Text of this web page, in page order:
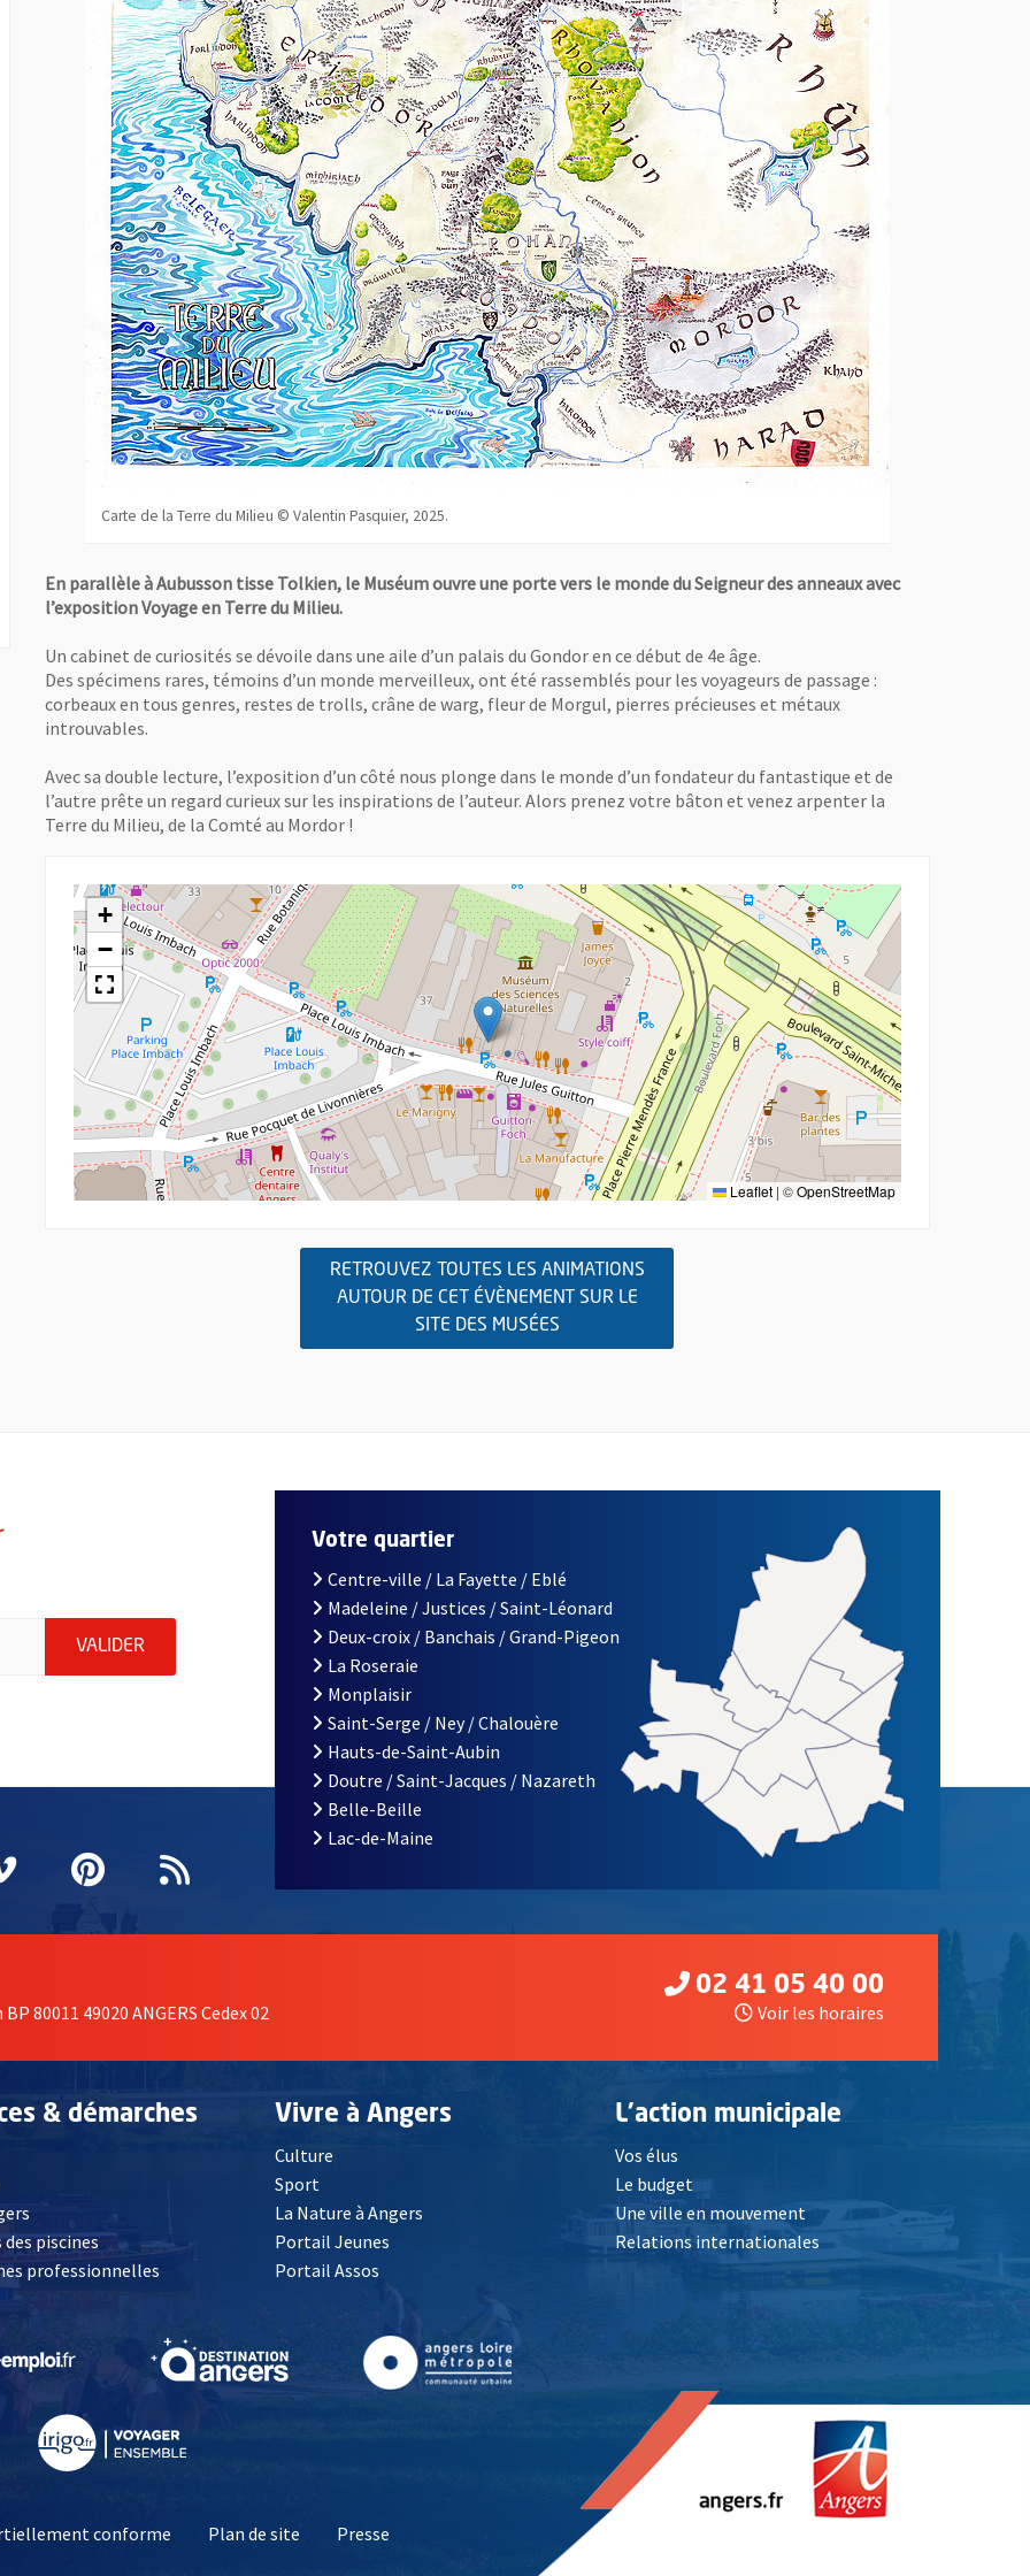
Carte de la Terre du Milieu © Valentin Pasquier, 2025.
En parallèle à Aubusson tisse Tolkien, le Muséum ouvre une porte vers le monde du Seigneur des anneaux avec
l’exposition Voyage en Terre du Milieu.
Un cabinet de curiosités se dévoile dans une aile d’un palais du Gondor en ce début de 4e âge.
Des spécimens rares, témoins d’un monde merveilleux, ont été rassemblés pour les voyageurs de passage :
corbeaux en tous genres, restes de trolls, crâne de warg, fleur de Morgul, pierres précieuses et métaux
introuvables.
Avec sa double lecture, l’exposition d’un côté nous plonge dans le monde d’un fondateur du fantastique et de
l’autre prête un regard curieux sur les inspirations de l’auteur. Alors prenez votre bâton et venez arpenter la
Terre du Milieu, de la Comté au Mordor !
+
−
Leaflet | ©OpenStreetMap
RETROUVEZ TOUTES LES ANIMATIONS
AUTOUR DE CET ÉVÈNEMENT SUR LE
SITE DES MUSÉES, OUVRE UNE NOUVELLE FENÊTRE
indiquez votre email (champ obligatoire)
VALIDER ENVOYER MA DEMANDE D'INSCRIPTION À LA LETTRE D'INFORMATION DE LA VILLE D'ANGERS
fenêtrefenêtre
une nouvelle fenêtre
Vimeo
, Ouvre une nouvelle fenêtre
Pinterest
, Ouvre une nouvelle fenêtre
Flux RSS
Votre quartier
Centre-ville / La Fayette / Eblé
Madeleine / Justices / Saint-Léonard
Deux-croix / Banchais / Grand-Pigeon
La Roseraie
Monplaisir
Saint-Serge / Ney / Chalouère
Hauts-de-Saint-Aubin
Doutre / Saint-Jacques / Nazareth
Belle-Beille
Lac-de-Maine
80011 49020 ANGERS Cedex 02
02 41 05 40 00
Voir les horaires
& démarches
, Ouvre une nouvelle fenêtre
piscines
professionnelles
Vivre à Angers
Culture
Sport
La Nature à Angers
Portail Jeunes
Portail Assos
L'action municipale
Vos élus
Le budget
Une ville en mouvement
Relations internationales
fenêtre , Ouvre une nouvelle fenêtre , Ouvre une nouvelle fenêtre, Ouvre une nouvelle fenêtre
conforme Plan de site Presse , Ouvre une nouvelle fenêtre